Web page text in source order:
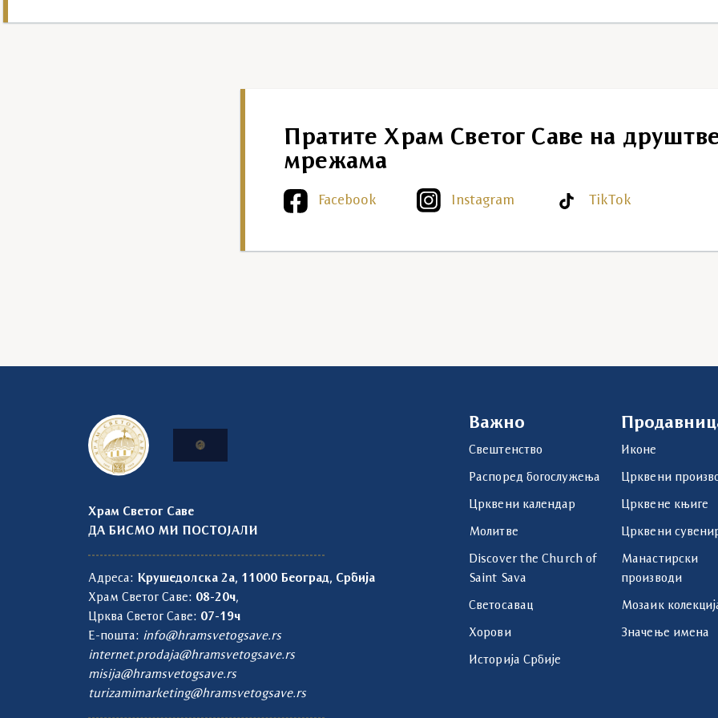
Пратите Храм Светог Саве на
мрежама
Facebook Instagram TikTok
Храм Светог Саве
ДА БИСМО МИ ПОСТОЈАЛИ
Адреса: Крушедолска 2а, 11000 Београд, Србија
Храм Светог Саве: 08-20ч,
Црква Светог Саве: 07-19ч
Е-пошта: info@hramsvetogsave.rs
internet.prodaja@hramsvetogsave.rs
misija@hramsvetogsave.rs
turizamimarketing@hramsvetogsave.rs
Важно
Свештенство
Распоред богослужења
Црквени календар
Молитве
Discover the Church of
Saint Sava
Светосавац
Хорови
Историја Србије
Иконе
Црквени
Црквене књиге
Црквени
Манастирски
производи
Мозаик
Значење имена